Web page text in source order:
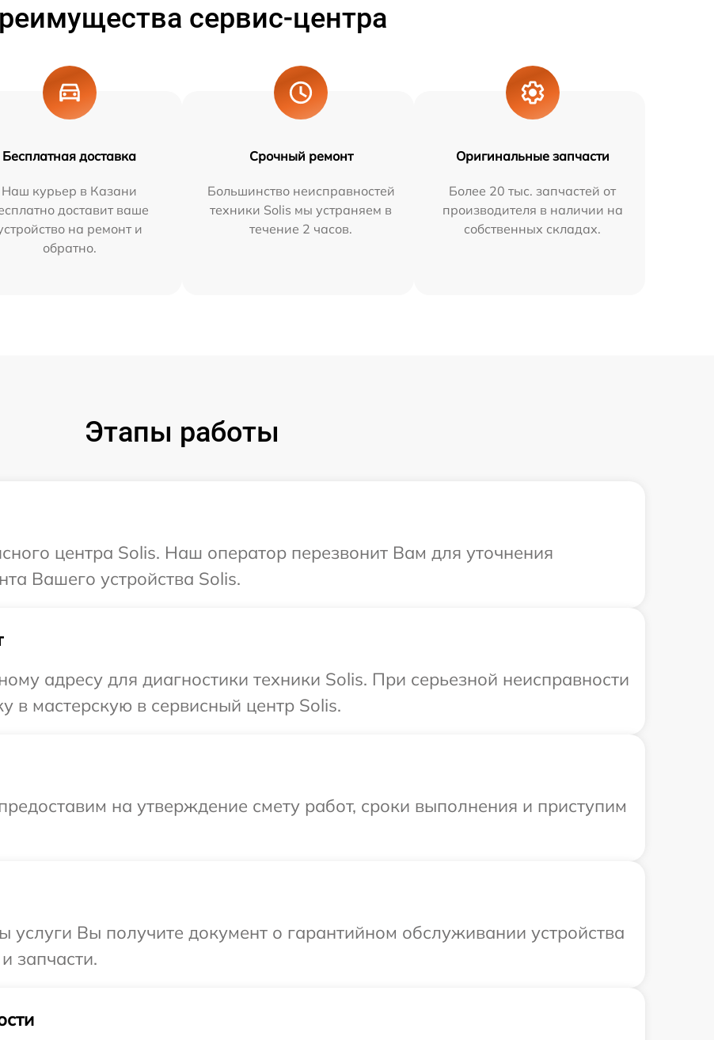
сервис-центра
Бесплатная доставка
Наш курьер в Казани
доставит ваше
на ремонт и
обратно.
Срочный ремонт
Большинство неисправностей
техники Solis мы устраняем в
течение 2 часов.
Оригинальные запчасти
Более 20 тыс. запчастей от
производителя в наличии на
собственных складах.
Этапы работы
центра Solis. Наш оператор перезвонит Вам для уточнения
Вашего устройства Solis.
адресу для диагностики техники Solis. При серьезной неисправности
в мастерскую в сервисный центр Solis.
на утверждение смету работ, сроки выполнения и приступим
услуги Вы получите документ о гарантийном обслуживании устройства
запчасти.